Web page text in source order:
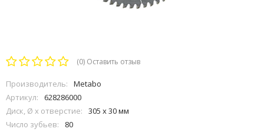
(0) Оставить отзыв
Производитель:
Metabo
Артикул:
628286000
Диск, Ø x отверстие:
305 x 30 мм
Число зубьев:
80